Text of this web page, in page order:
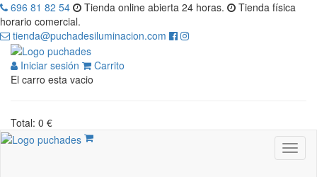
696 81 82 54 Tienda online abierta 24 horas.
Tienda física
horario comercial.
tienda@puchadesiluminacion.com
Iniciar sesión
Carrito
El carro esta vacio
Total: 0 €